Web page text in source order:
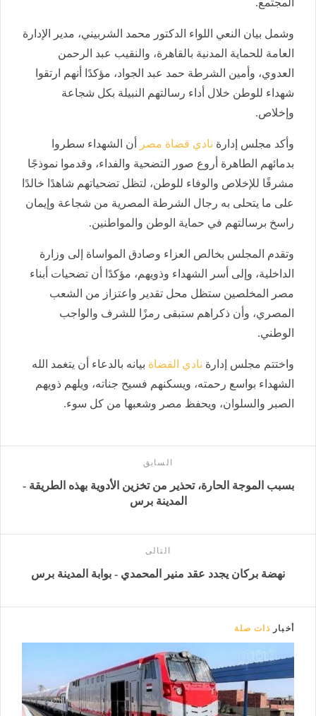
المجتمع.
وشمل بيان النعي اللواء الدكتور محمد الشربيني، مدير الإدارة
العامة للحماية المدنية بالقاهرة، والنقيب عبد الرحمن
العدوي، وأمين الشرطة حمد عبد الجواد، مؤكدًا أنهم ارتقوا
شهداء للوطن خلال أداء رسالتهم النبيلة بكل شجاعة
وإخلاص.
وأكد مجلس إدارة نادي قضاة مصر
أن الشهداء سطروا
بدمائهم الطاهرة أروع صور التضحية والفداء، وقدموا نموذجًا
مشرفًا للإخلاص والوفاء للوطن، لتظل تضحياتهم شاهدًا خالدًا
على ما يتحلى به رجال الشرطة المصرية من شجاعة وإيمان
راسخ برسالتهم في حماية الوطن والمواطنين.
وتقدم المجلس بخالص العزاء وصادق المواساة إلى وزارة
الداخلية، وإلى أسر الشهداء وذويهم، مؤكدًا أن تضحيات أبناء
مصر المخلصين ستظل محل تقدير واعتزاز من الشعب
المصري، وأن ذكراهم ستبقى رمزًا للشرف والواجب
الوطني.
واختتم مجلس إدارة نادي القضاة بيانه بالدعاء أن يتغمد الله
الشهداء بواسع رحمته، ويسكنهم فسيح جناته، ويلهم ذويهم
الصبر والسلوان، ويحفظ مصر وشعبها من كل سوء.
السابق
بسبب الموجة الحارة، تحذير من تخزين الأدوية بهذه الطريقة -
المدينة برس
التالى
نهضة بركان يجدد عقد منير المحمدي - بوابة المدينة برس
أخبار ذات صلة